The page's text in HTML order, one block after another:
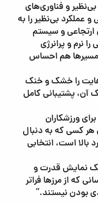
و فناوری‌های
و عملکرد بی‌نظیر را به
و سیستم
نرم و پرانرژی
مسیرها هم احساس
را خشک و خنک
آن، پشتیبانی کامل
ورزشکاران
هر کسی که به دنبال
بالا است، انتخابی
نمایش قدرت و
که از مرزها فراتر
بودن نیستند.”